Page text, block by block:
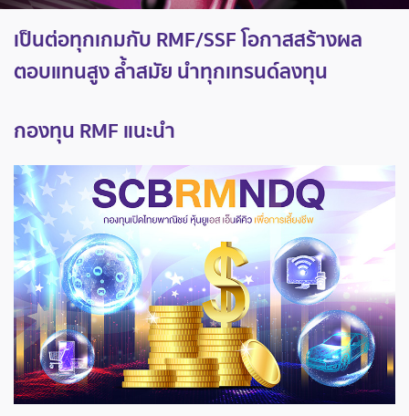
เป็นต่อทุกเกมกับ RMF/SSF โอกาสสร้างผล
ตอบแทนสูง ล้ำสมัย นำทุกเทรนด์ลงทุน
กองทุน RMF แนะนำ